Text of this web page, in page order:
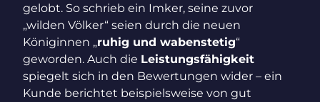
gelobt. So schrieb ein Imker, seine zuvor
„wilden Völker“ seien durch die neuen
Königinnen „ruhig und wabenstetig“
geworden. Auch die Leistungsfähigkeit
spiegelt sich in den Bewertungen wider – ein
Kunde berichtet beispielsweise von gut